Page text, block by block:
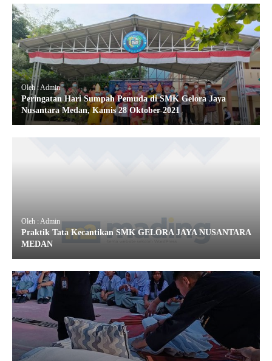
Oleh : Admin
Peringatan Hari Sumpah Pemuda di SMK Gelora Jaya
Nusantara Medan, Kamis 28 Oktober 2021
Oleh : Admin
Praktik Tata Kecantikan SMK GELORA JAYA NUSANTARA
MEDAN